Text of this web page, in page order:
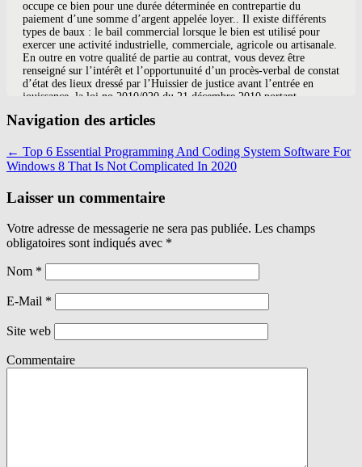
Navigation des articles
← Top 6 Essential Programming And Coding System Software For
Windows 8 That Is Not Complicated In 2020
Laisser un commentaire
Votre adresse de messagerie ne sera pas publiée. Les champs
obligatoires sont indiqués avec *
Nom *
E-Mail *
Site web
Commentaire